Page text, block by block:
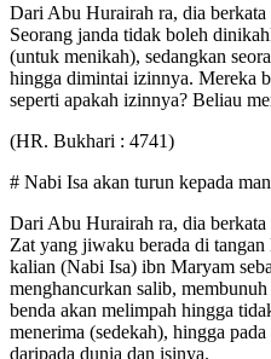
Dari Abu Hurairah ra, dia
Seorang janda tidak boleh
(untuk menikah), sedangkan
hingga dimintai izinnya. Mereka
seperti apakah izinnya? Beliau
(HR. Bukhari : 4741)
# Nabi Isa akan turun kepada
Dari Abu Hurairah ra, dia
Zat yang jiwaku berada di tangan
kalian (Nabi Isa) ibn Maryam
menghancurkan salib,
benda akan melimpah hingga
menerima (sedekah), hingga
daripada dunia dan isinya.